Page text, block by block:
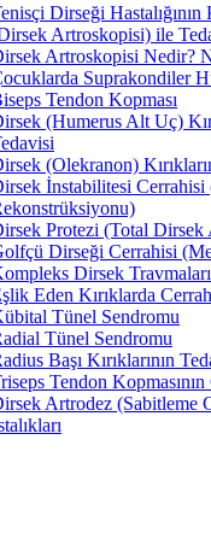
Dirseği Hastalığının
Artroskopisi) ile
Artroskopisi Nedir?
Suprakondiler
Tendon Kopması
(Humerus Alt Uç)
(Olekranon)
İnstabilitesi Cerrahisi
Protezi (Total Dirsek
Dirseği Cerrahisi
Dirsek
Eden Kırıklarda
Tünel Sendromu
Tünel Sendromu
Başı Kırıklarının
Tendon
Artrodez (Sabitleme